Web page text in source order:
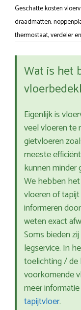
Geschatte kosten
draadmatten,
thermostaat, verdeler
Wat is het
Eigenlijk is
veel vloeren te
gietvloeren
meeste
kunnen minder
We hebben
vloeren of
informeren
weten exact
Soms bieden
legservice. In
toelichting / de
voorkomende
meer
tapijtvloer.